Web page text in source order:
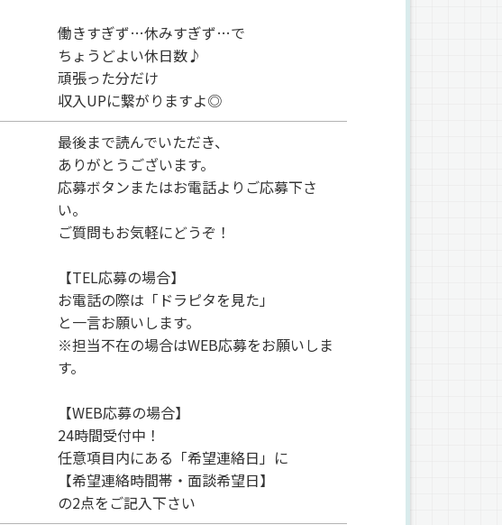
働きすぎず…休みすぎず…で
ちょうどよい休日数♪
頑張った分だけ
収入UPに繋がりますよ◎
最後まで読んでいただき、
ありがとうございます。
応募ボタンまたはお電話よりご応募下さ
い。
ご質問もお気軽にどうぞ！
【TEL応募の場合】
お電話の際は「ドラピタを見た」
と一言お願いします。
※担当不在の場合はWEB応募をお願いしま
す。
【WEB応募の場合】
24時間受付中！
任意項目内にある「希望連絡日」に
【希望連絡時間帯・面談希望日】
の2点をご記入下さい